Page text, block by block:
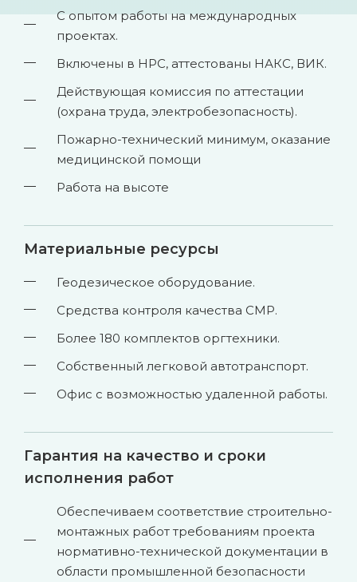
С опытом работы на международных
проектах.
Включены в НРС, аттестованы НАКС, ВИК.
Действующая комиссия по аттестации
(охрана труда, электробезопасность).
Пожарно-технический минимум, оказание
медицинской помощи
Работа на высоте
Материальные ресурсы
Геодезическое оборудование.
Средства контроля качества СМР.
Более 180 комплектов оргтехники.
Собственный легковой автотранспорт.
Офис с возможностью удаленной работы.
Гарантия на качество и сроки
исполнения работ
Обеспечиваем соответствие строительно-
монтажных работ требованиям проекта
нормативно-технической документации в
области промышленной безопасности